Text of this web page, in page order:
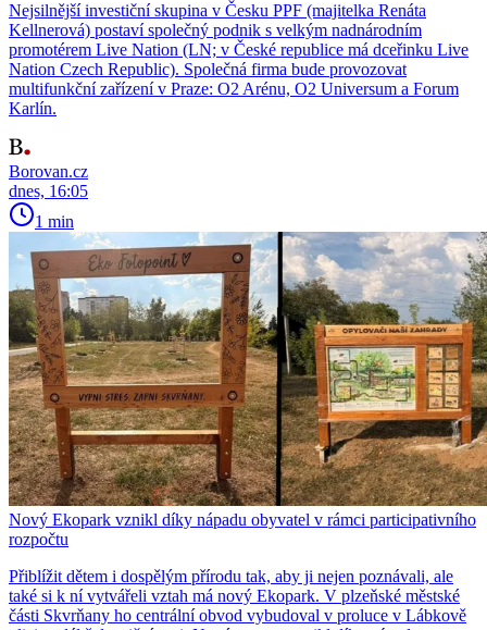
Nejsilnější investiční skupina v Česku PPF (majitelka Renáta
Kellnerová) postaví společný podnik s velkým nadnárodním
promotérem Live Nation (LN; v České republice má dceřinku Live
Nation Czech Republic). Společná firma bude provozovat
multifunkční zařízení v Praze: O2 Arénu, O2 Universum a Forum
Karlín.
Borovan.cz
dnes, 16:05
1 min
Nový Ekopark vznikl díky nápadu obyvatel v rámci participativního
rozpočtu
Přiblížit dětem i dospělým přírodu tak, aby ji nejen poznávali, ale
také si k ní vytvářeli vztah má nový Ekopark. V plzeňské městské
části Skvrňany ho centrální obvod vybudoval v proluce v Lábkově